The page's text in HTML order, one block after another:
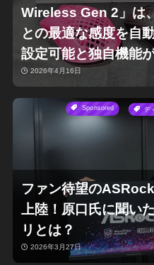
Wireless Gen 2」は
との最適な感度を自
設定可能と独自機能
2026年4月16日
Sponsored デ
ファン待望の
上陸！原口氏に聞い
リとは？
2026年3月27日